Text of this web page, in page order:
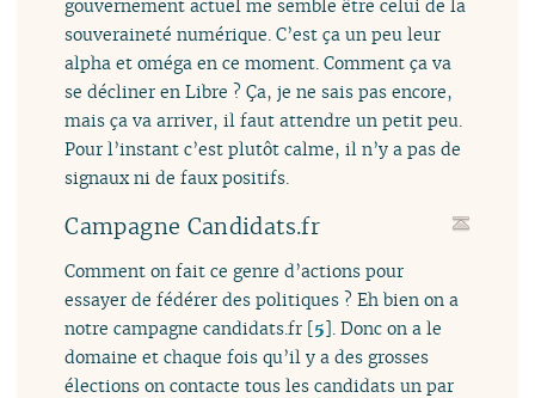
gouvernement actuel me semble être celui de la
souveraineté numérique. C’est ça un peu leur
alpha et oméga en ce moment. Comment ça va
se décliner en Libre ? Ça, je ne sais pas encore,
mais ça va arriver, il faut attendre un petit peu.
Pour l’instant c’est plutôt calme, il n’y a pas de
signaux ni de faux positifs.
Campagne Candidats.fr
Comment on fait ce genre d’actions pour
essayer de fédérer des politiques ? Eh bien on a
notre campagne candidats.fr [5]. Donc on a le
domaine et chaque fois qu’il y a des grosses
élections on contacte tous les candidats un par